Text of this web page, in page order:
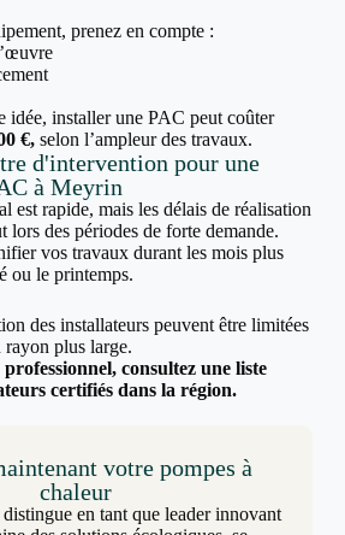
prenez en compte :
idée, installer une PAC peut coûter
€,selon l’ampleur des travaux.
d'intervention pour une
à Meyrin
est rapide, mais les délais de réalisation
lors des périodes de forte demande.
vos travaux durant les mois plus
ou le printemps.
des installateurs peuvent être limitées
rayon plus large.
consultez une liste
certifiés dans la région.
votre pompes à
chaleur
distingue en tant que leader innovant